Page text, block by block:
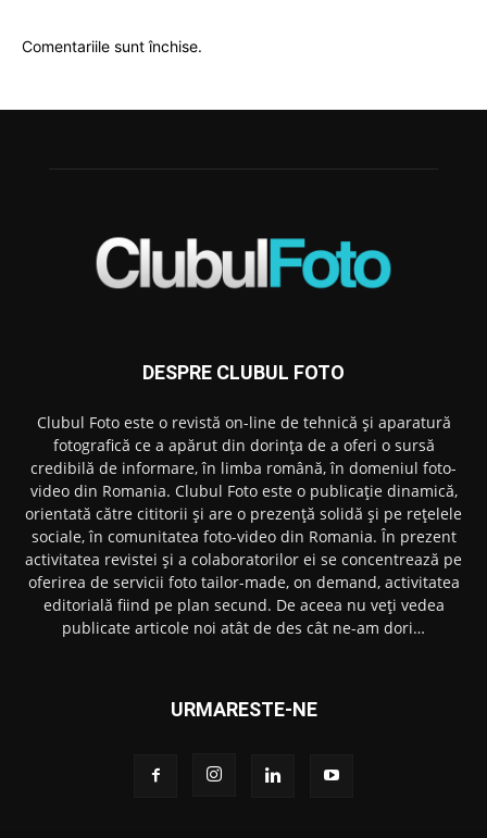
Comentariile sunt închise.
DESPRE CLUBUL FOTO
Clubul Foto este o revistă on-line de tehnică și aparatură
fotografică ce a apărut din dorința de a oferi o sursă
credibilă de informare, în limba română, în domeniul foto-
video din Romania. Clubul Foto este o publicație dinamică,
orientată către cititorii și are o prezență solidă și pe rețelele
sociale, în comunitatea foto-video din Romania. În prezent
activitatea revistei și a colaboratorilor ei se concentrează pe
oferirea de servicii foto tailor-made, on demand, activitatea
editorială fiind pe plan secund. De aceea nu veți vedea
publicate articole noi atât de des cât ne-am dori…
URMARESTE-NE